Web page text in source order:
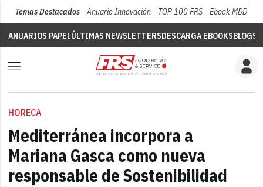
Temas Destacados Anuario Innovación TOP 100 FRS Ebook MDD
ANUARIOS PAPELÚLTIMAS NEWSLETTERSDESCARGA EBOOKSBLOGS
HORECA
Mediterránea incorpora a
Mariana Gasca como nueva
responsable de Sostenibilidad